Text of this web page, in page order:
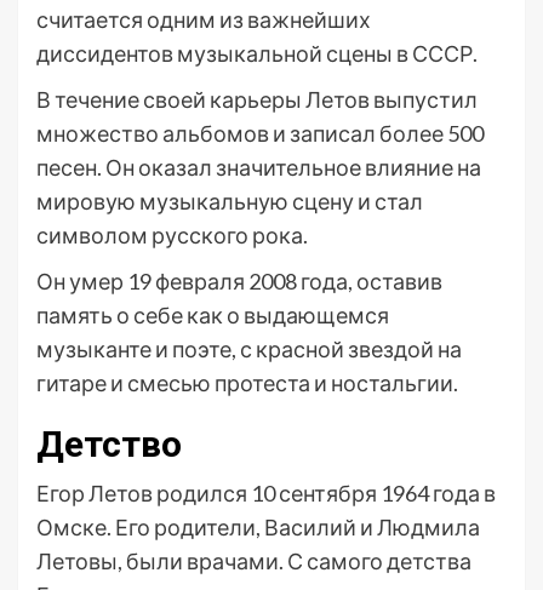
считается одним из важнейших
диссидентов музыкальной сцены в СССР.
В течение своей карьеры Летов выпустил
множество альбомов и записал более 500
песен. Он оказал значительное влияние на
мировую музыкальную сцену и стал
символом русского рока.
Он умер 19 февраля 2008 года, оставив
память о себе как о выдающемся
музыканте и поэте, с красной звездой на
гитаре и смесью протеста и ностальгии.
Детство
Егор Летов родился 10 сентября 1964 года в
Омске. Его родители, Василий и Людмила
Летовы, были врачами. С самого детства